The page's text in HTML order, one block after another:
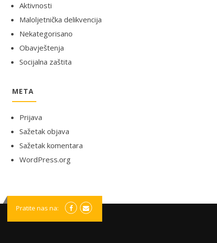
Aktivnosti
Maloljetnička delikvencija
Nekategorisano
Obavještenja
Socijalna zaštita
META
Prijava
Sažetak objava
Sažetak komentara
WordPress.org
Pratite nas na: